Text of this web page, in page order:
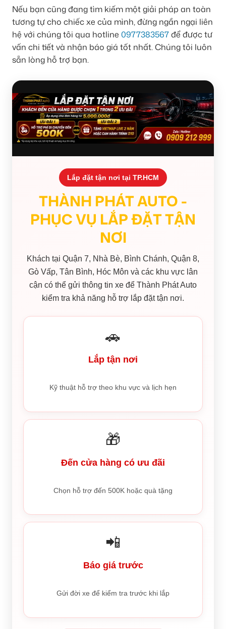
Nếu bạn cũng đang tìm kiếm một giải pháp an toàn
tương tự cho chiếc xe của mình, đừng ngần ngại liên
hệ với chúng tôi qua hotline 0977383567để được tư
vấn chi tiết và nhận báo giá tốt nhất. Chúng tôi luôn
sẵn lòng hỗ trợ bạn.
Lắp đặt tận nơi tại TP.HCM
THÀNH PHÁT AUTO -
PHỤC VỤ LẮP ĐẶT TẬN
NƠI
Khách tại Quận 7, Nhà Bè, Bình Chánh, Quận 8,
Gò Vấp, Tân Bình, Hóc Môn và các khu vực lân
cận có thể gửi thông tin xe để Thành Phát Auto
kiểm tra khả năng hỗ trợ lắp đặt tận nơi.
🚗
Lắp tận nơi
Kỹ thuật hỗ trợ theo khu vực và lịch hẹn
🎁
Đến cửa hàng có ưu đãi
Chọn hỗ trợ đến 500K hoặc quà tặng
📲
Báo giá trước
Gửi đời xe để kiểm tra trước khi lắp